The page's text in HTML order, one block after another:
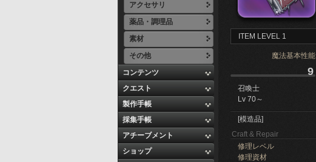
アクセサリ
薬品・調理品
素材
その他
コンテンツ
クエスト
製作手帳
採集手帳
アチーブメント
ショップ
ITEM LEVEL 1
魔法基本性能
9
召喚士
Lv 70～
[模造品]
Craft & Repair
修理レベル
修理資材